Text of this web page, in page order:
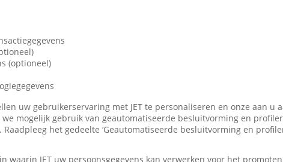
(optioneel)
uw gebruikerservaring met JET te personaliseren en onze aan u
mogelijk gebruik van geautomatiseerde besluitvorming en
het gedeelte ‘Geautomatiseerde besluitvorming en
waarin JET uw persoonsgegevens kan verwerken voor het